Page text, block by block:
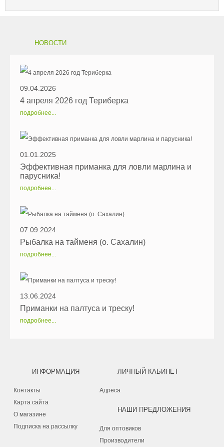
НОВОСТИ
09.04.2026
4 апреля 2026 год Териберка
подробнее...
01.01.2025
Эффективная приманка для ловли марлина и
парусника!
подробнее...
07.09.2024
Рыбалка на тайменя (о. Сахалин)
подробнее...
13.06.2024
Приманки на палтуса и треску!
подробнее...
ИНФОРМАЦИЯ
Контакты
Карта сайта
О магазине
Подписка на рассылку
ЛИЧНЫЙ КАБИНЕТ
Адреса
НАШИ ПРЕДЛОЖЕНИЯ
Для оптовиков
Производители